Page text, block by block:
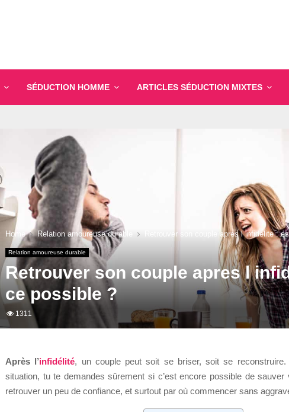
SÉDUCTION HOMME ARTICLES SÉDUCTION MIXTES
Home Relation amoureuse durable Retrouver son couple apres l infidelite :
Relation amoureuse durable
Retrouver son couple apres l
ce possible ?
1311
Après l’infidélité, un couple peut soit se briser, soit se
situation, tu te demandes sûrement si c’est encore possible de sauver
retrouver un peu de confiance, et surtout par où commencer sans